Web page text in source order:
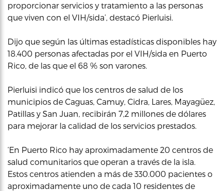
proporcionar servicios y tratamiento a las personas
que viven con el VIH/sida’, destacó Pierluisi.
Dijo que según las últimas estadísticas disponibles hay
18.400 personas afectadas por el VIH/sida en Puerto
Rico, de las que el 68 % son varones.
Pierluisi indicó que los centros de salud de los
municipios de Caguas, Camuy, Cidra, Lares, Mayagüez,
Patillas y San Juan, recibirán 7,2 millones de dólares
para mejorar la calidad de los servicios prestados.
‘En Puerto Rico hay aproximadamente 20 centros de
salud comunitarios que operan a través de la isla.
Estos centros atienden a más de 330.000 pacientes o
aproximadamente uno de cada 10 residentes de